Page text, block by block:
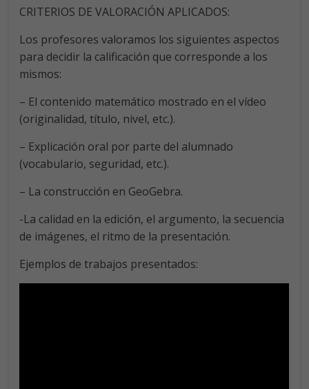
CRITERIOS DE VALORACIÓN APLICADOS:
Los profesores valoramos los siguientes aspectos
para decidir la calificación que corresponde a los
mismos:
– El contenido matemático mostrado en el vídeo
(originalidad, título, nivel, etc.).
– Explicación oral por parte del alumnado
(vocabulario, seguridad, etc.).
– La construcción en GeoGebra.
-La calidad en la edición, el argumento, la secuencia
de imágenes, el ritmo de la presentación.
Ejemplos de trabajos presentados: